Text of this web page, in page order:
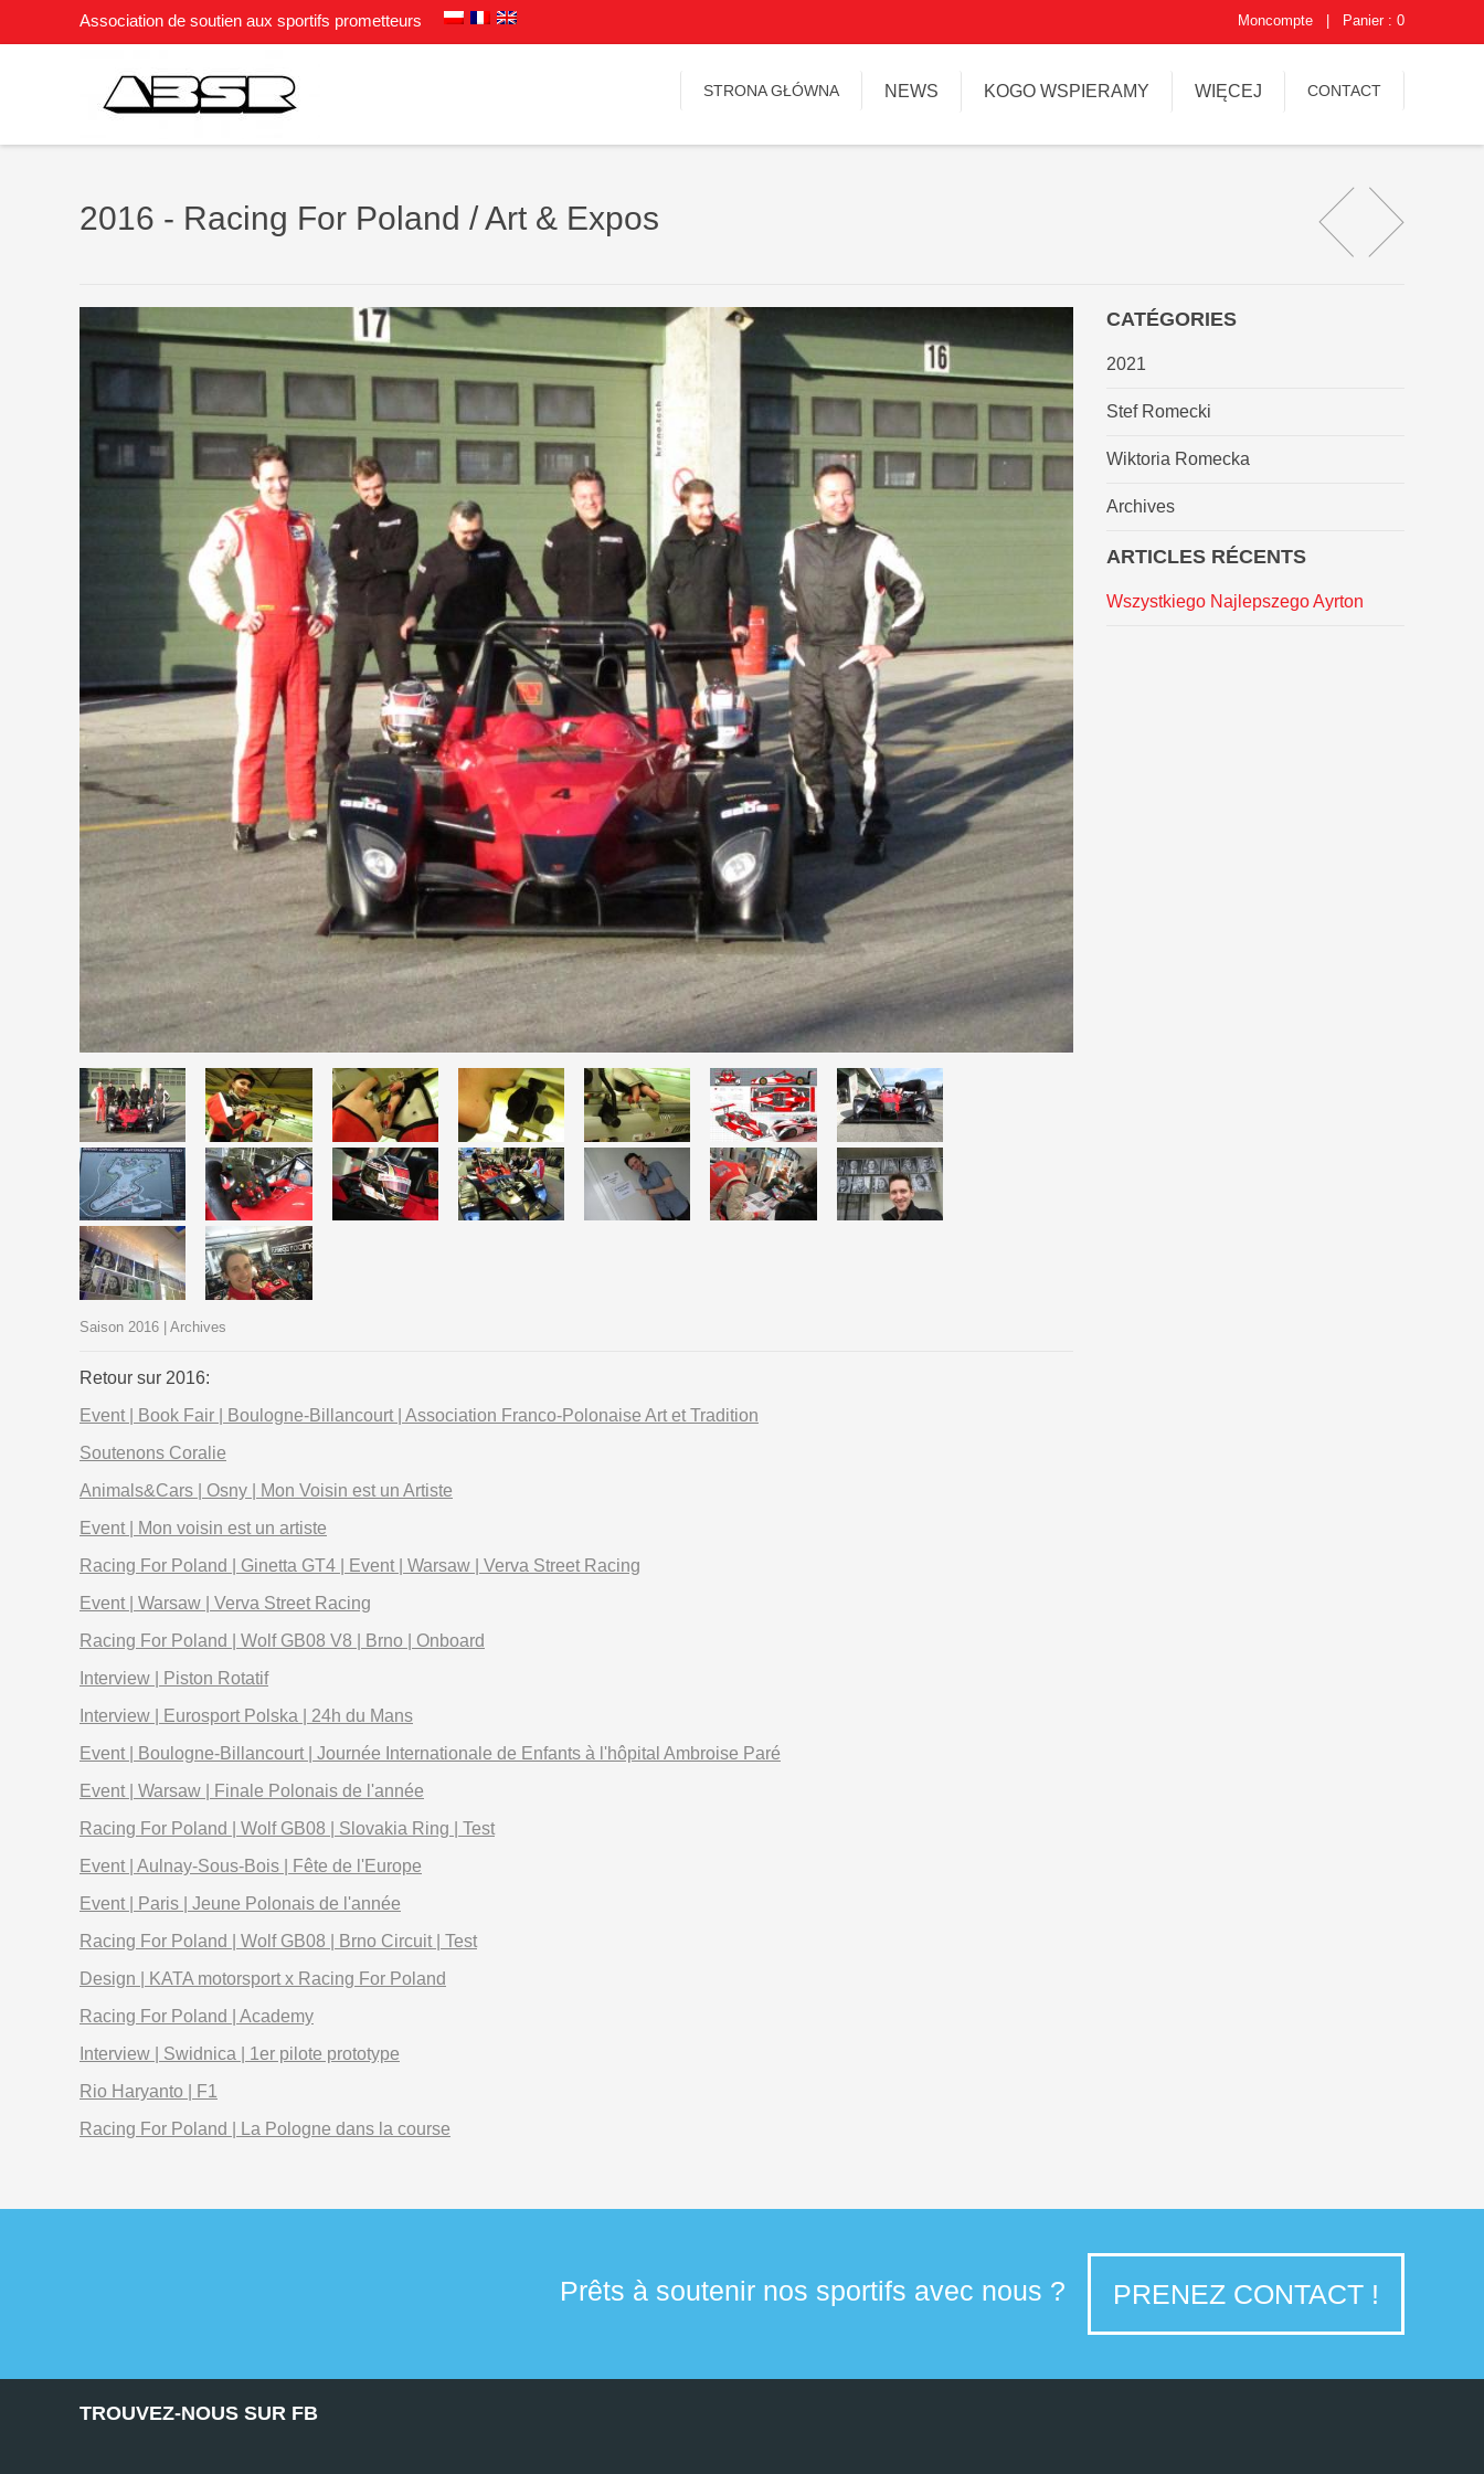
Association de soutien aux sportifs prometteurs Panier : 0
Moncompte
STRONA GŁÓWNA NEWS KOGO WSPIERAMY WIĘCEJ CONTACT
2016 - Racing For Poland / Art & Expos
CATÉGORIES
2021
Stef Romecki
Wiktoria Romecka
Archives
ARTICLES RÉCENTS
Wszystkiego Najlepszego Ayrton
Saison 2016 | Archives
Retour sur 2016:
Event | Book Fair | Boulogne-Billancourt | Association Franco-Polonaise Art et Tradition
Soutenons Coralie
Animals&Cars | Osny | Mon Voisin est un Artiste
Event | Mon voisin est un artiste
Racing For Poland | Ginetta GT4 | Event | Warsaw | Verva Street Racing
Event | Warsaw | Verva Street Racing
Racing For Poland | Wolf GB08 V8 | Brno | Onboard
Interview | Piston Rotatif
Interview | Eurosport Polska | 24h du Mans
Event | Boulogne-Billancourt | Journée Internationale de Enfants à l'hôpital Ambroise Paré
Event | Warsaw | Finale Polonais de l'année
Racing For Poland | Wolf GB08 | Slovakia Ring | Test
Event | Aulnay-Sous-Bois | Fête de l'Europe
Event | Paris | Jeune Polonais de l'année
Racing For Poland | Wolf GB08 | Brno Circuit | Test
Design | KATA motorsport x Racing For Poland
Racing For Poland | Academy
Interview | Swidnica | 1er pilote prototype
Rio Haryanto | F1
Racing For Poland | La Pologne dans la course
PRENEZ CONTACT !
Prêts à soutenir nos sportifs avec nous ?
TROUVEZ-NOUS SUR FB